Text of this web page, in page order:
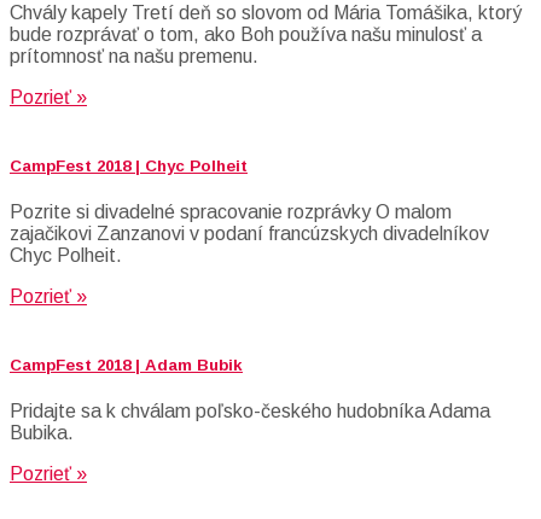
Chvály kapely Tretí deň so slovom od Mária Tomášika, ktorý
bude rozprávať o tom, ako Boh používa našu minulosť a
prítomnosť na našu premenu.
Pozrieť »
CampFest 2018 | Chyc Polheit
Pozrite si divadelné spracovanie rozprávky O malom
zajačikovi Zanzanovi v podaní francúzskych divadelníkov
Chyc Polheit.
Pozrieť »
CampFest 2018 | Adam Bubik
Pridajte sa k chválam poľsko-českého hudobníka Adama
Bubika.
Pozrieť »